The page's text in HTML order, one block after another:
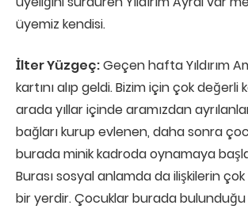
üyemiz kendisi.
İlter Yüzgeç:Geçen hafta Yıldırım
kartını alıp geldi. Bizim için çok değerli
arada yıllar içinde aramızdan
bağları kurup evlenen, daha sonra
burada minik kadroda oynamaya
Burası sosyal anlamda da ilişkilerin
bir yerdir. Çocuklar burada bulunduğu